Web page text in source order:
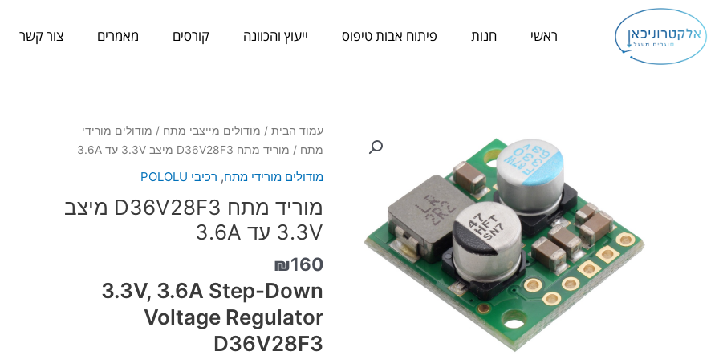
לתוכן
ראשי חנות פיתוח אבות טיפוס ייעוץ והכוונה קורסים מאמרים צור קשר
עמוד הבית/ מודולים מייצבי מתח / מודולים מורידי
מתח / מוריד מתח D36V28F3 מיצב 3.3V עד 3.6A
מודולים מורידי מתח, רכיבי POLOLU
מוריד מתח D36V28F3 מיצב
3.3V עד 3.6A
₪160
3.3V, 3.6A Step-Down
Voltage Regulator
D36V28F3
כמות
של
מוריד
D36V28F3
מיצב
3.3V
עד
3.6A